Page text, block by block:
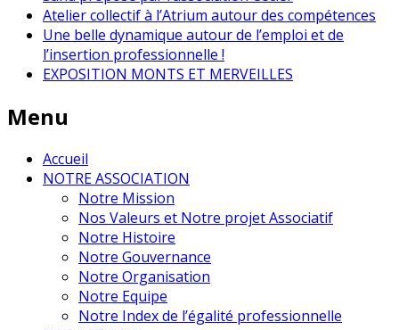
Atelier collectif à l’Atrium autour des compétences
Une belle dynamique autour de l’emploi et de
l’insertion professionnelle !
EXPOSITION MONTS ET MERVEILLES
Menu
Accueil
NOTRE ASSOCIATION
Notre Mission
Nos Valeurs et Notre projet Associatif
Notre Histoire
Notre Gouvernance
Notre Organisation
Notre Equipe
Notre Index de l’égalité professionnelle